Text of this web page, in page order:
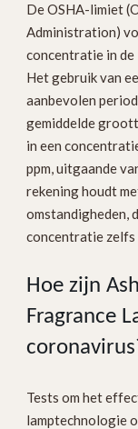
De OSHA-limiet
Administration)
concentratie in de
Het gebruik van
aanbevolen
gemiddelde
in een
ppm, uitgaande
rekening houdt
omstandigheden,
concentratie zelfs
Hoe zijn
Fragrance
Tests om het
lamptechnologie